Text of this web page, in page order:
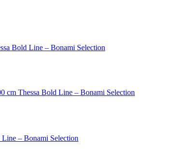
Bold Line – Bonami Selection
cm Thessa Bold Line – Bonami Selection
– Bonami Selection